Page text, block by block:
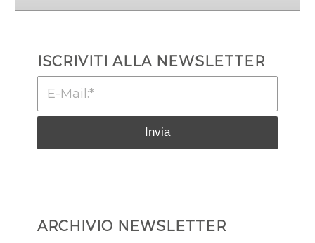
ISCRIVITI ALLA NEWSLETTER
ARCHIVIO NEWSLETTER